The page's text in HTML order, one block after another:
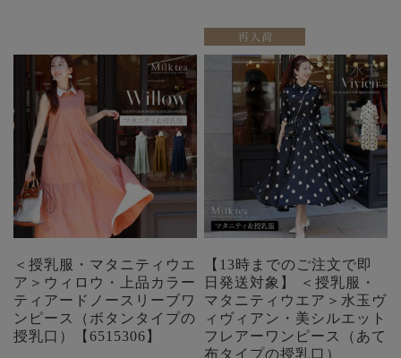
＜授乳服・マタニティウエ
ア＞ウィロウ・上品カラー
ティアードノースリーブワ
ンピース（ボタンタイプの
授乳口）【6515306】
【13時までのご注文で即
日発送対象】 ＜授乳服・
マタニティウエア＞水玉ヴ
ィヴィアン・美シルエット
フレアーワンピース（あて
布タイプの授乳口）